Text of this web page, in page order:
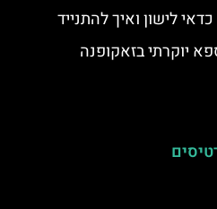
לישון ואיך להתנייד